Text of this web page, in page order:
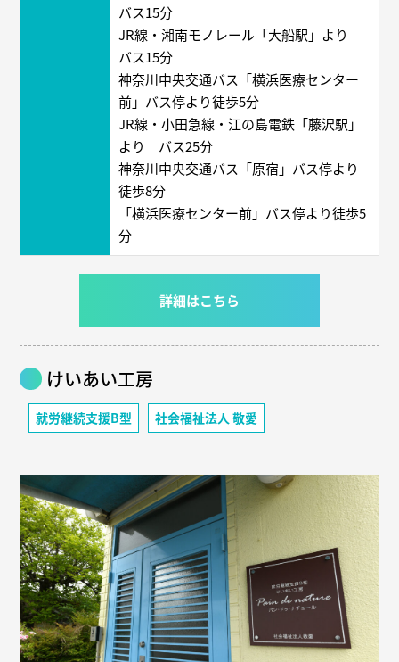
バス15分
JR線・湘南モノレール「大船駅」より
バス15分
神奈川中央交通バス「横浜医療センター
前」バス停より徒歩5分
JR線・小田急線・江の島電鉄「藤沢駅」
より バス25分
神奈川中央交通バス「原宿」バス停より
徒歩8分
「横浜医療センター前」バス停より徒歩5
分
詳細はこちら
けいあい工房
就労継続支援B型 社会福祉法人 敬愛